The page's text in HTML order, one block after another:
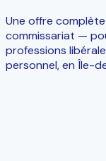
Une offre
commissariat —
professions
personnel, en Île-